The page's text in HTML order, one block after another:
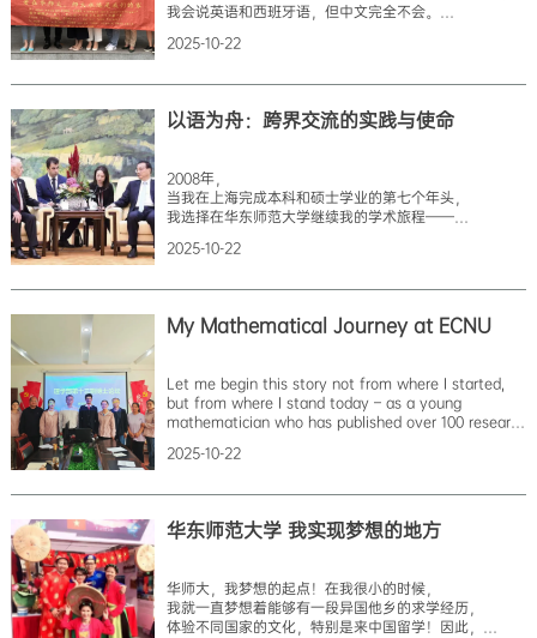
更是与我血脉相连的生命印记。 那时的我，
常常在丽娃河边独自
我会说英语和西班牙语，但中文完全不会。
2012年8月，一个炎热的夏天，我第一次来到中国。
一切都是新的，感觉有点害怕，也有点兴奋。但很幸运，
我来到了华东师范大学。这里很快就成了我的第二个家。
我在华师大学中文，了解中国文化，学习国际商务。
去了云南参加支教活动，给小朋友们上体育课。
很多孩子是第一次见到外国人，他们特别兴奋！一下课，
他们就围在
2025-10-22
以语为舟：跨界交流的实践与使命
2008年，
当我在上海完成本科和硕士学业的第七个年头，
我选择在华东师范大学继续我的学术旅程——
虽已在上海大学度过七年光阴，
但当第一次以博士新生身份走进华东师范大学时还是对这
博士阶段的课程虽然不多，
但接踵而至的困难和挑战却从未间断。
为这段求学之旅画上了圆满的句号。
在中国求学的经历让我明白：真正的学习不仅在课堂，
更在社会。作为留学生，我们需要主动融入中国生活，
深入理解中华文化，在服务社会中实现自我成长，
2025-10-22
My Mathematical Journey at ECNU
Let me begin this story not from where I started,
but from where I stand today – as a young
mathematician who has published over 100 research
the Institute of Mathematics, Henan Academy of
postdoctoral fello
2025-10-22
华东师范大学 我实现梦想的地方
华师大，我梦想的起点！在我很小的时候，
我就一直梦想着能够有一段异国他乡的求学经历，
体验不同国家的文化，特别是来中国留学！因此，